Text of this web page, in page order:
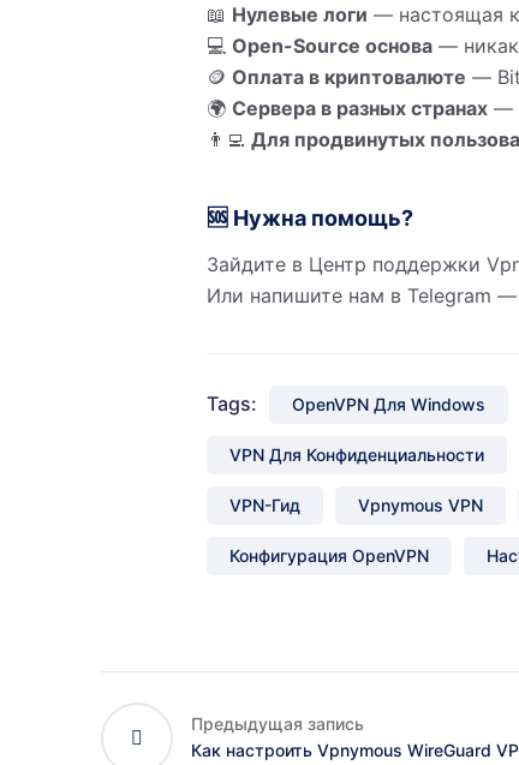
📖 Нулевые логи — настоящая
💻 Open-Source основа —
🪙 Оплата в криптовалюте —
🌍 Сервера в разных странах —
👨‍💻 Для продвинутых
🆘 Нужна помощь?
Зайдите в Центр поддержки
Или напишите нам в Telegram —
Tags: OpenVPN Для Windows
VPN Для Конфиденциальности
VPN-Гид Vpnymous VPN
Конфигурация OpenVPN
Предыдущая запись
Как настроить Vpnymous WireGuard